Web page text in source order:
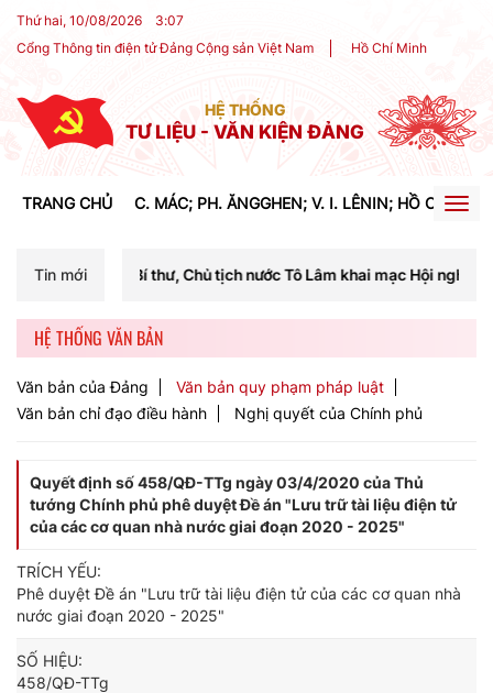
Thứ hai, 10/08/2026 3:07
Cổng Thông tin điện tử Đảng Cộng sản Việt Nam
Hồ Chí Minh
HỆ THỐNG
TƯ LIỆU - VĂN KIỆN ĐẢNG
TRANG CHỦ C. MÁC; PH. ĂNGGHEN; V. I. LÊNIN; HỒ CHÍ
Tin mới
thư, Chủ tịch nước Tô Lâm khai mạc Hội nghị Trung ương lần thứ
HỆ THỐNG VĂN BẢN
Văn bản của Đảng
Văn bản quy phạm pháp luật
Văn bản chỉ đạo điều hành
Nghị quyết của Chính phủ
Quyết định số 458/QĐ-TTg ngày 03/4/2020 của Thủ
tướng Chính phủ phê duyệt Đề án "Lưu trữ tài liệu điện tử
của các cơ quan nhà nước giai đoạn 2020 - 2025"
TRÍCH YẾU:
Phê duyệt Đề án "Lưu trữ tài liệu điện tử của các cơ quan nhà
nước giai đoạn 2020 - 2025"
SỐ HIỆU:
458/QĐ-TTg